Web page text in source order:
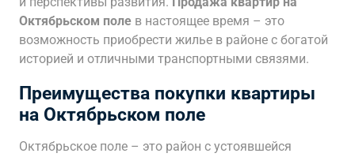
Октябрьском поле в настоящее время – это
возможность приобрести жилье в районе с богатой
историей и отличными транспортными связями.
Преимущества покупки квартиры
на Октябрьском поле
Октябрьское поле – это район с устоявшейся